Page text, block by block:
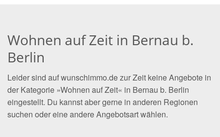
Wohnen auf Zeit in Bernau b.
Berlin
Leider sind auf wunschimmo.de zur Zeit keine Angebote in
der Kategorie »Wohnen auf Zeit« in Bernau b. Berlin
eingestellt. Du kannst aber gerne in anderen Regionen
suchen oder eine andere Angebotsart wählen.